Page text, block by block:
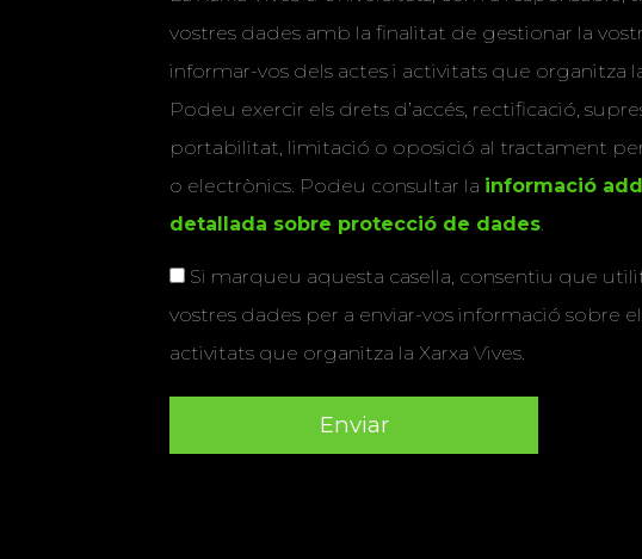
vostres dades amb la finalitat de gestionar la
informar-vos dels actes i activitats que organitza la
Podeu exercir els drets d’accés, rectificació,
portabilitat, limitació o oposició al tractament
o electrònics. Podeu consultar la informació
detallada sobre protecció de dades.
Si marqueu aquesta casella, consentiu que
vostres dades per a enviar-vos informació sobre
activitats que organitza la Xarxa Vives.